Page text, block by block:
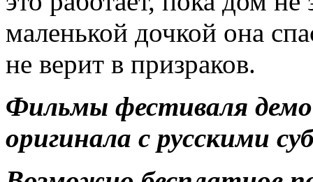
маленькой дочкой она
не верит в призраков.
Фильмы фестиваля
оригинала с русскими